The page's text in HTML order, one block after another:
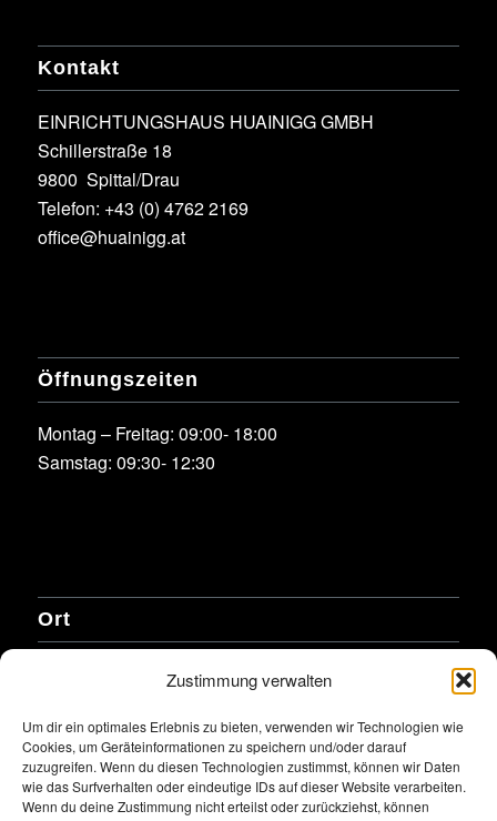
Zustimmung verwalten
Um dir ein optimales Erlebnis zu bieten, verwenden wir Technologien wie
Cookies, um Geräteinformationen zu speichern und/oder darauf
zuzugreifen. Wenn du diesen Technologien zustimmst, können wir Daten
wie das Surfverhalten oder eindeutige IDs auf dieser Website verarbeiten.
Wenn du deine Zustimmung nicht erteilst oder zurückziehst, können
Kontakt
EINRICHTUNGSHAUS HUAINIGG GMBH
Schillerstraße 18
9800 Spittal/Drau
Telefon: +43 (0) 4762 2169
office@huainigg.at
Öffnungszeiten
Montag – Freitag: 09:00- 18:00
Samstag: 09:30- 12:30
Ort
Klicke hier, um Marketing-Cookies zu
akzeptieren und diesen Inhalt zu aktivieren